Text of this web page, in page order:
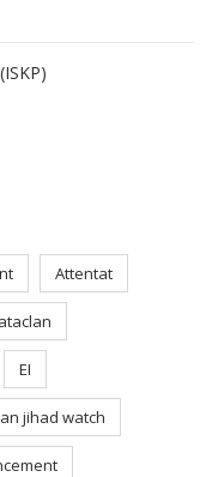
Attentat
EI
jihad watch